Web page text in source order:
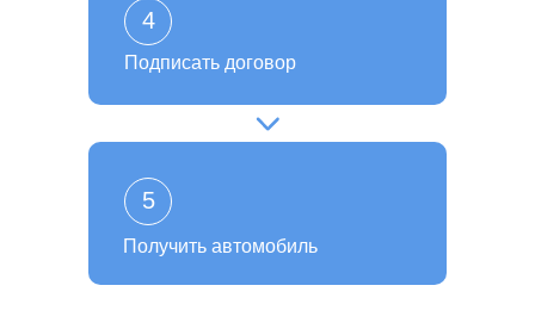
Получить автомобиль
5
Подписать договор
4